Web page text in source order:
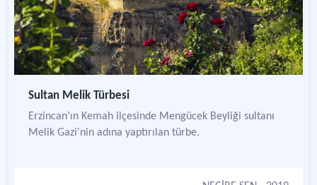
Sultan Melik Türbesi
Erzincan’ın Kemah ilçesinde Mengücek Beyliği sultanı
Melik Gazi'nin adına yaptırılan türbe.